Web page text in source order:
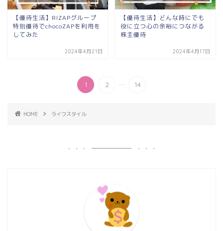
【優待生活】RIZAPグループ
特別優待でchocoZAPを利用を
してみた
2024年4月21日
【優待生活】どんな時にでも
役に立つ心の余裕につながる
株主優待
2024年4月17日
1 2 ... 14
HOME ライフスタイル